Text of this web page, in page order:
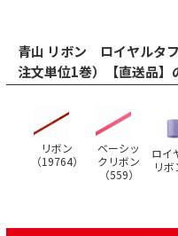
青山 リボン ロイヤルタ
注文単位1巻）【直送品】
リボン
（19764）
ベーシッ
クリボン
（559）
ロイ
リボ